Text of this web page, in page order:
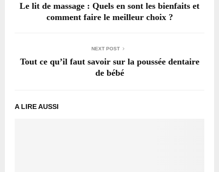
Le lit de massage : Quels en sont les bienfaits et
comment faire le meilleur choix ?
NEXT POST
Tout ce qu’il faut savoir sur la poussée dentaire
de bébé
A LIRE AUSSI